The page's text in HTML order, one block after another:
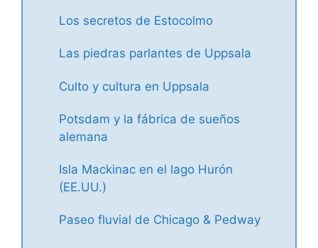
Los secretos de Estocolmo
Las piedras parlantes de Uppsala
Culto y cultura en Uppsala
Potsdam y la fábrica de sueños
alemana
Isla Mackinac en el lago Hurón
(EE.UU.)
Paseo fluvial de Chicago & Pedway